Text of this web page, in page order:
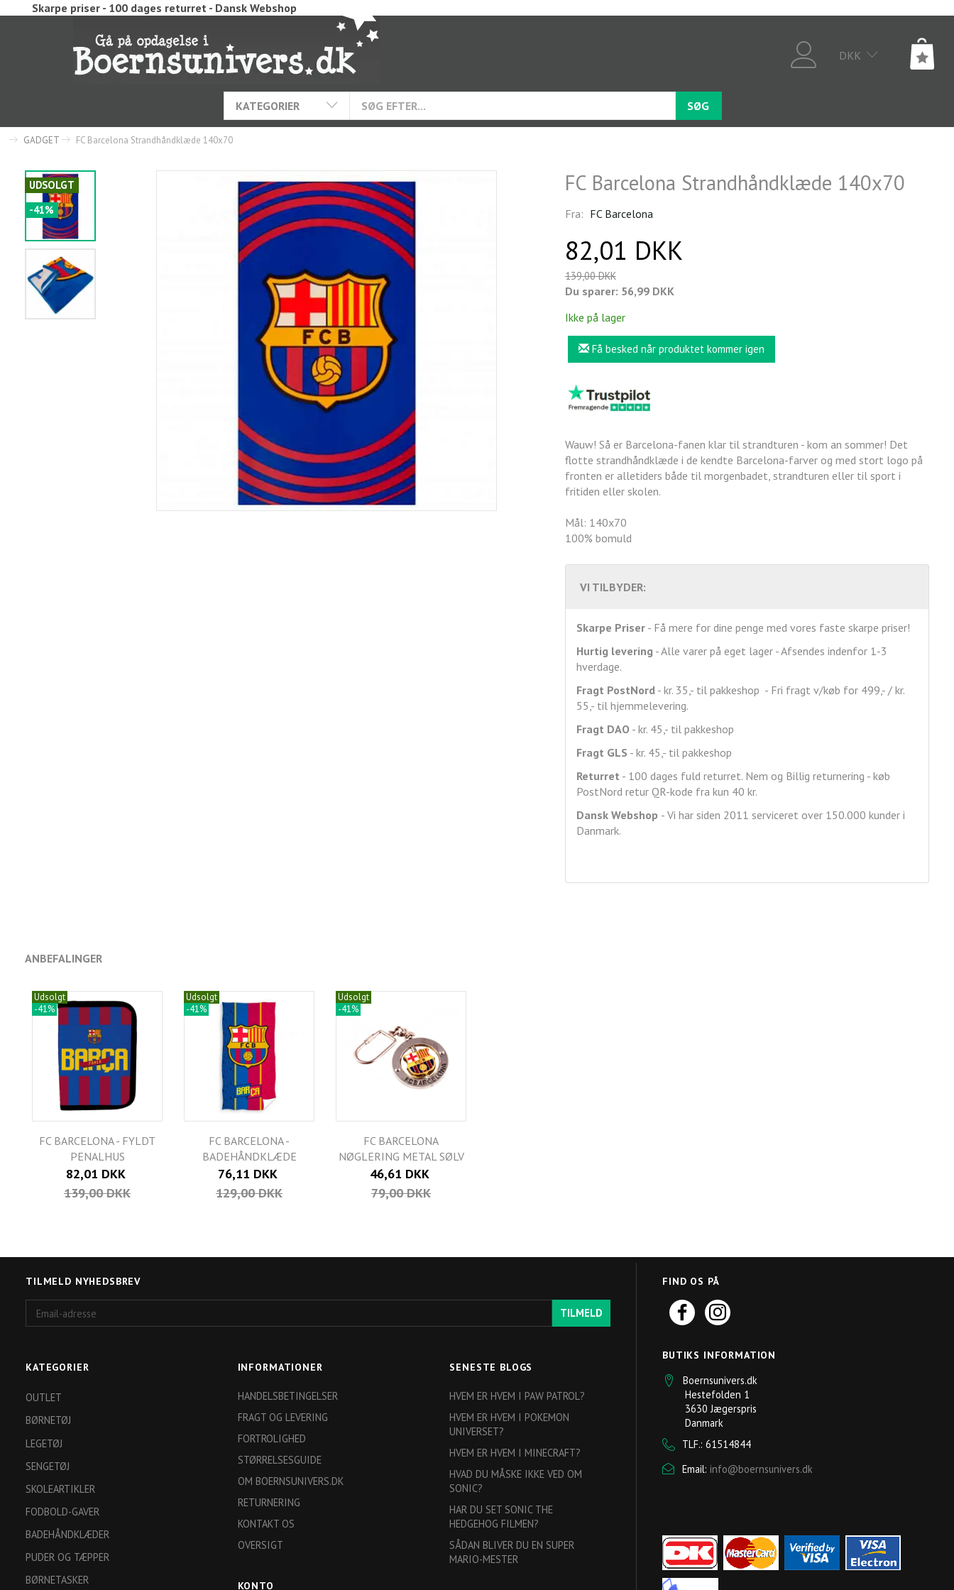
Skarpe priser - 100 dages returret - Dansk Webshop
DKK
KATEGORIER SØG
GADGET FC Barcelona Strandhåndklæde 140x70
UDSOLGT
-41%
FC Barcelona Strandhåndklæde 140x70
Fra: FC Barcelona
82,01 DKK
139,00 DKK
Du sparer: 56,99 DKK
Ikke på lager
Få besked når produktet kommer igen
Wauw! Så er Barcelona-fanen klar til strandturen - kom an sommer! Det
flotte strandhåndklæde i de kendte Barcelona-farver og med stort logo på
fronten er alletiders både til morgenbadet, strandturen eller til sport i
fritiden eller skolen.
Mål: 140x70
100% bomuld
VI TILBYDER:
Skarpe Priser- Få mere for dine penge med vores faste skarpe priser!
Hurtig levering - Alle varer på eget lager - Afsendes indenfor 1-3
hverdage.
Fragt PostNord- kr. 35,- til pakkeshop - Fri fragt v/køb for 499,- / kr.
55,- til hjemmelevering.
Fragt DAO - kr. 45,- til pakkeshop
Fragt GLS - kr. 45,- til pakkeshop
Returret - 100 dages fuld returret. Nem og Billig returnering - køb
PostNord retur QR-kode fra kun 40 kr.
Dansk Webshop - Vi har siden 2011 serviceret over 150.000 kunder i
Danmark.
ANBEFALINGER
Udsolgt
-41%
FC BARCELONA - FYLDT
PENALHUS
82,01 DKK
139,00 DKK
Udsolgt
-41%
FC BARCELONA -
BADEHÅNDKLÆDE
76,11 DKK
129,00 DKK
Udsolgt
-41%
FC BARCELONA
NØGLERING METAL SØLV
46,61 DKK
79,00 DKK
TILMELD NYHEDSBREV
adresse
TILMELD
KATEGORIER
OUTLET
BØRNETØJ
LEGETØJ
SENGETØJ
SKOLEARTIKLER
FODBOLD-GAVER
BADEHÅNDKLÆDER
PUDER OG TÆPPER
BØRNETASKER
INFORMATIONER
HANDELSBETINGELSER
FRAGT OG LEVERING
FORTROLIGHED
STØRRELSESGUIDE
OM BOERNSUNIVERS.DK
RETURNERING
KONTAKT OS
OVERSIGT
KONTO
SENESTE BLOGS
HVEM ER HVEM I PAW PATROL?
HVEM ER HVEM I POKEMON
UNIVERSET?
HVEM ER HVEM I MINECRAFT?
HVAD DU MÅSKE IKKE VED OM
SONIC?
HAR DU SET SONIC THE
HEDGEHOG FILMEN?
SÅDAN BLIVER DU EN SUPER
MARIO-MESTER
FIND OS PÅ
BUTIKS INFORMATION
Boernsunivers.dk
Hestefolden 1
3630 Jægerspris
Danmark
TLF.: 61514844
Email: info@boernsunivers.dk